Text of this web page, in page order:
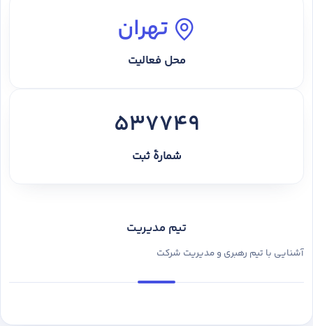
تهران
محل فعالیت
537749
شمارهٔ ثبت
تیم مدیریت
آشنایی با تیم رهبری و مدیریت شرکت